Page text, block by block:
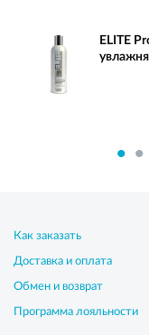
ELITE
Как заказать
Доставка и оплата
Обмен и возврат
Программа лояльности